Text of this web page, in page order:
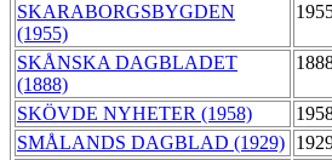
SKARABORGSBYGDEN
(1955)
SKÅNSKA DAGBLADET
(1888)
SKÖVDE NYHETER (1958)
SMÅLANDS DAGBLAD (1929)